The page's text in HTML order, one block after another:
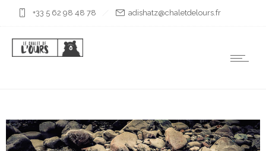
+33 5 62 98 48 78 rf.sruoledtelahc@ztahsida